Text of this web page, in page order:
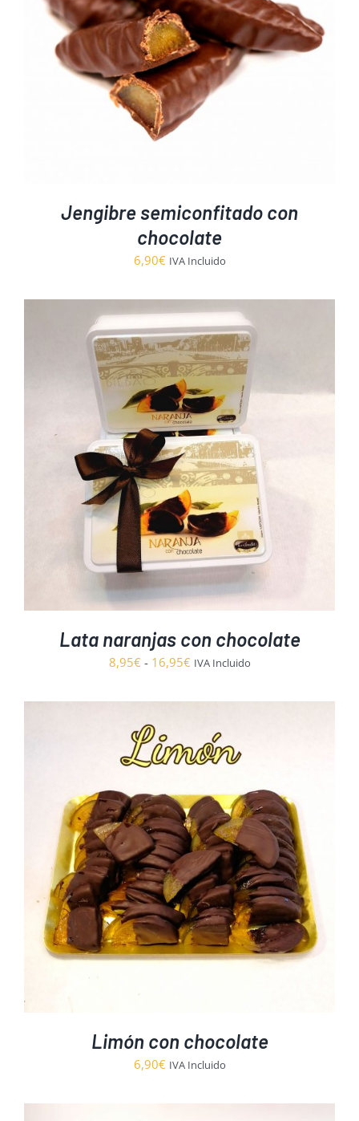
Jengibre semiconfitado con
chocolate
6,90€ IVA Incluido
Lata naranjas con chocolate
8,95€ - 16,95€Rango
precios:
8,95€
hasta
16,95€
IVA Incluido
Limón con chocolate
6,90€ IVA Incluido